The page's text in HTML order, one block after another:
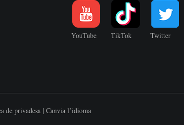
YouTube TikTok Twitter
de privadesa| Canvia l’idioma